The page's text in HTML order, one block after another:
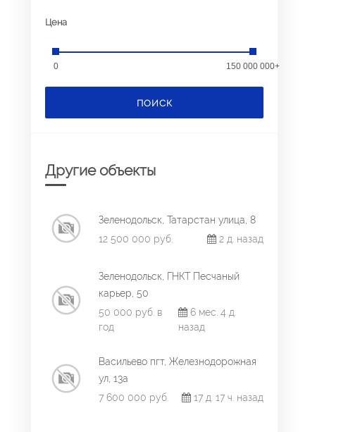
Цена
0 150 000 000+
ПОИСК
Другие объекты
Зеленодольск, Татарстан улица, 8
12 500 000 руб.
2 д. назад
Зеленодольск, ГНКТ Песчаный
карьер, 50
50 000 руб. в
год
6 мес. 4 д.
назад
Васильево пгт, Железнодорожная
ул, 13а
7 600 000 руб.
17 д. 17 ч. назад